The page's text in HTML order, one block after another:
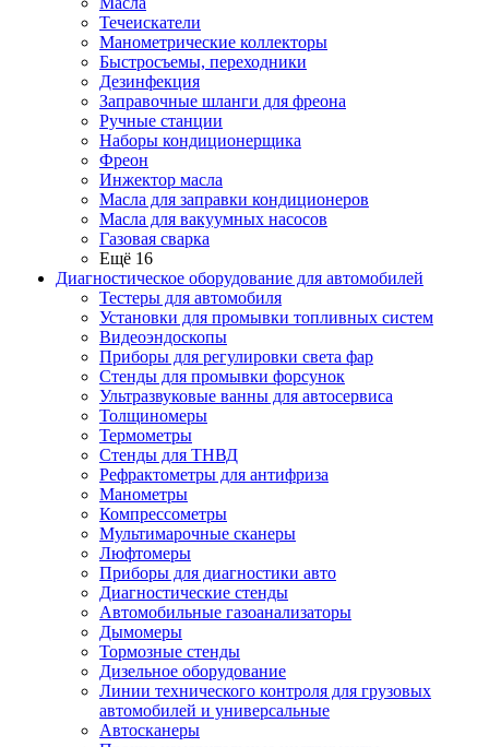
Течеискатели
Манометрические коллекторы
Быстросъемы, переходники
Дезинфекция
Заправочные шланги для фреона
Ручные станции
Наборы кондиционерщика
Фреон
Инжектор масла
Масла для заправки кондиционеров
Масла для вакуумных насосов
Газовая сварка
Ещё 16
Диагностическое оборудование для автомобилей
Тестеры для автомобиля
Установки для промывки топливных систем
Видеоэндоскопы
Приборы для регулировки света фар
Стенды для промывки форсунок
Ультразвуковые ванны для автосервиса
Толщиномеры
Термометры
Стенды для ТНВД
Рефрактометры для антифриза
Манометры
Компрессометры
Мультимарочные сканеры
Люфтомеры
Приборы для диагностики авто
Диагностические стенды
Автомобильные газоанализаторы
Дымомеры
Тормозные стенды
Дизельное оборудование
Линии технического контроля для грузовых
автомобилей и универсальные
Автосканеры